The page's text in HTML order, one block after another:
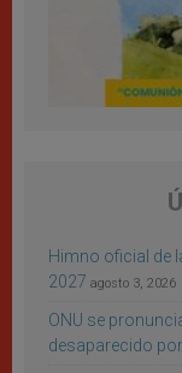
Himno oficial de
2027 agosto 3, 2026
ONU se
desaparecido